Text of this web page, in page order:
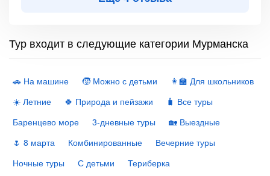
Тур входит в следующие категории Мурманска
🚗 На машине 🧒 Можно с детьми
👩‍🏫 Для школьников
☀️ Летние
🍀 Природа и пейзажи
🧳 Все туры
Баренцево море
3-дневные туры
🏡 Выездные
🌷 8 марта
Комбинированные
Вечерние туры
Ночные туры
С детьми Териберка